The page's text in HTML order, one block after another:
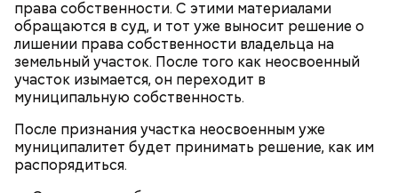
права собственности. С этими материалами
обращаются в суд, и тот уже выносит решение о
лишении права собственности владельца на
земельный участок. После того как неосвоенный
участок изымается, он переходит в
муниципальную собственность.
После признания участка неосвоенным уже
муниципалитет будет принимать решение, как им
распорядиться.
людям с ослабленной иммунной системой;
пожилым;
детям.